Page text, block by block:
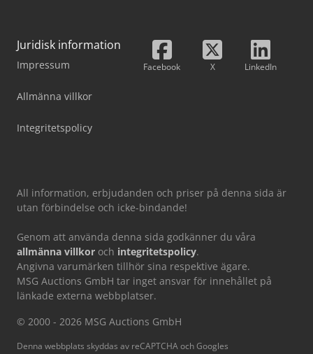
Juridisk information
Impressum
Allmänna villkor
Integritetspolicy
Facebook X LinkedIn
All information, erbjudanden och priser på denna sida är
utan förbindelse och icke-bindande!
Genom att använda denna sida godkänner du våra
allmänna villkor och integritetspolicy.
Angivna varumärken tillhör sina respektive ägare.
MSG Auctions GmbH tar inget ansvar för innehållet på
länkade externa webbplatser.
© 2000 - 2026 MSG Auctions GmbH
Denna webbplats skyddas av reCAPTCHA och Googles